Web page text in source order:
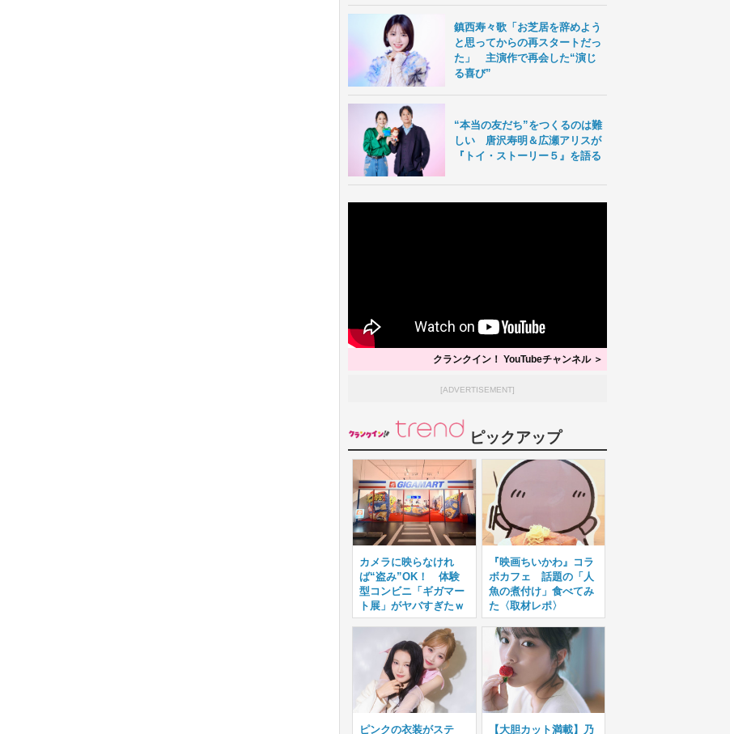
鎮西寿々歌「お芝居を辞めよう
と思ってからの再スタートだっ
た」 主演作で再会した“演じ
る喜び”
“本当の友だち”をつくるのは難
しい 唐沢寿明＆広瀬アリスが
『トイ・ストーリー５』を語る
クランクイン！ YouTubeチャンネル ＞
[ADVERTISEMENT]
ピックアップ
カメラに映らなけれ
ば“盗み”OK！ 体験
型コンビニ「ギガマー
ト展」がヤバすぎたｗ
『映画ちいかわ』コラ
ボカフェ 話題の「人
魚の煮付け」食べてみ
た〈取材レポ〉
ピンクの衣装がステ 【大胆カット満載】乃